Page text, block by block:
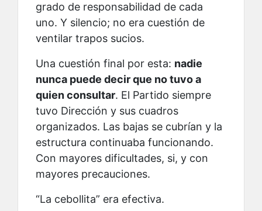
grado de responsabilidad de cada
uno. Y silencio; no era cuestión de
ventilar trapos sucios.
Una cuestión final por esta: nadie
nunca puede decir que no tuvo a
quien consultar. El Partido siempre
tuvo Dirección y sus cuadros
organizados. Las bajas se cubrían y la
estructura continuaba funcionando.
Con mayores dificultades, si, y con
mayores precauciones.
“La cebollita” era efectiva.